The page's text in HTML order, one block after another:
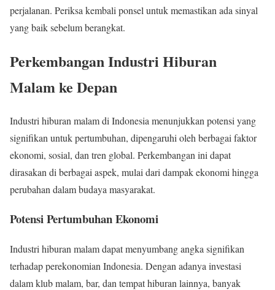
perjalanan. Periksa kembali ponsel untuk memastikan ada sinyal
yang baik sebelum berangkat.
Perkembangan Industri Hiburan
Malam ke Depan
Industri hiburan malam di Indonesia menunjukkan potensi yang
signifikan untuk pertumbuhan, dipengaruhi oleh berbagai faktor
ekonomi, sosial, dan tren global. Perkembangan ini dapat
dirasakan di berbagai aspek, mulai dari dampak ekonomi hingga
perubahan dalam budaya masyarakat.
Potensi Pertumbuhan Ekonomi
Industri hiburan malam dapat menyumbang angka signifikan
terhadap perekonomian Indonesia. Dengan adanya investasi
dalam klub malam, bar, dan tempat hiburan lainnya, banyak